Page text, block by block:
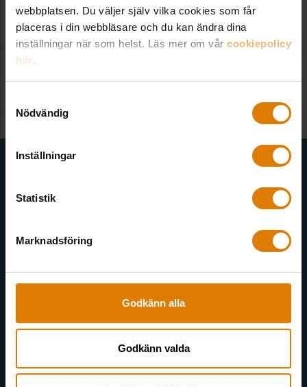
webbplatsen. Du väljer själv vilka cookies som får
placeras i din webbläsare och du kan ändra dina
inställningar när som helst. Läs mer om vår cookiepolicy
här.
Nödvändig
Inställningar
Statistik
Marknadsföring
Godkänn alla
Godkänn valda
08-406 55 16
Få senaste nytt direkt i din inkorg
Här kan du välja att prenumerera på våra olika nyhetsbrev och
utskick. Nyheter från Sveriges Allmännytta, Allmännyttan
medlem finns även nyhetsbrev inom olika ämnen.
Gröna nyhetsbrevet